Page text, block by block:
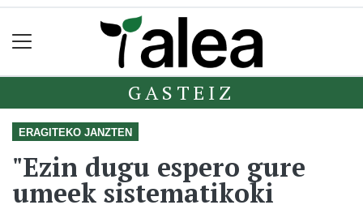
GASTEIZ
ERAGITEKO JANZTEN
"Ezin dugu espero gure
umeek sistematikoki